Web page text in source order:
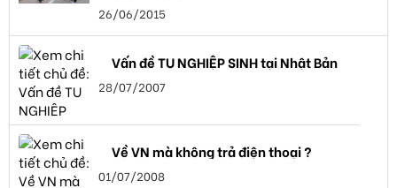
26/06/2015
Vấn đề TU NGHIỆP SINH tại Nhật Bản
28/07/2007
Về VN mà không trả điện thoại ?
01/07/2008